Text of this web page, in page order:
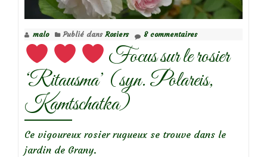
rue…
malo Publié dans Rosiers 8 commentaires
Focus sur le rosier
‘Ritausma’ (syn. Polareis,
Kamtschatka)
Ce vigoureux rosier rugueux se trouve dans le
jardin de Grany.